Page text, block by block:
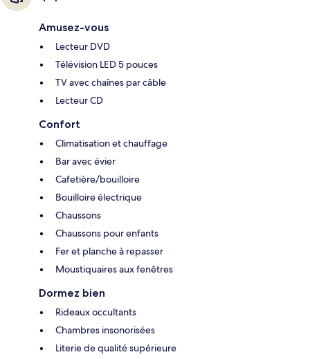
Amusez-vous
Lecteur DVD
Télévision LED 5 pouces
TV avec chaînes par câble
Lecteur CD
Confort
Climatisation et chauffage
Bar avec évier
Cafetière/bouilloire
Bouilloire électrique
Chaussons
Chaussons pour enfants
Fer et planche à repasser
Moustiquaires aux fenêtres
Dormez bien
Rideaux occultants
Chambres insonorisées
Literie de qualité supérieure